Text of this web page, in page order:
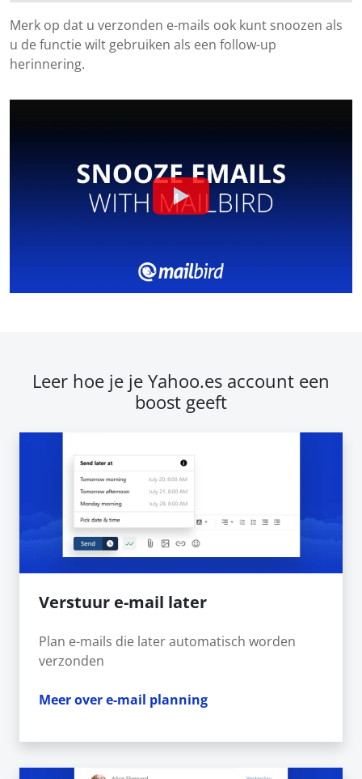
Merk op dat u verzonden e-mails ook kunt snoozen als
u de functie wilt gebruiken als een follow-up
herinnering.
Leer hoe je je Yahoo.es account een
boost geeft
Verstuur e-mail later
Plan e-mails die later automatisch worden
verzonden
Meer over e-mail planning